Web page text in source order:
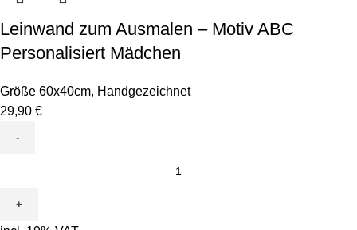
Leinwand zum Ausmalen – Motiv ABC
Personalisiert Mädchen
Größe 60x40cm, Handgezeichnet
29,90 €
Ausmalen
-